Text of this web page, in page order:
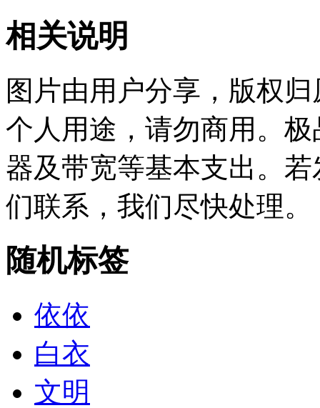
相关说明
图片由用户分享，版权
个人用途，请勿商用。
器及带宽等基本支出。
们联系，我们尽快处理。
随机标签
依依
白衣
文明